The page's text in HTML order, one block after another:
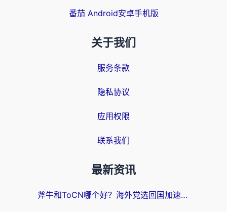
番茄 Android安卓手机版
关于我们
服务条款
隐私协议
应用权限
联系我们
最新资讯
斧牛和ToCN哪个好？海外党选回国加速器的避坑指南（附免费工具推荐）